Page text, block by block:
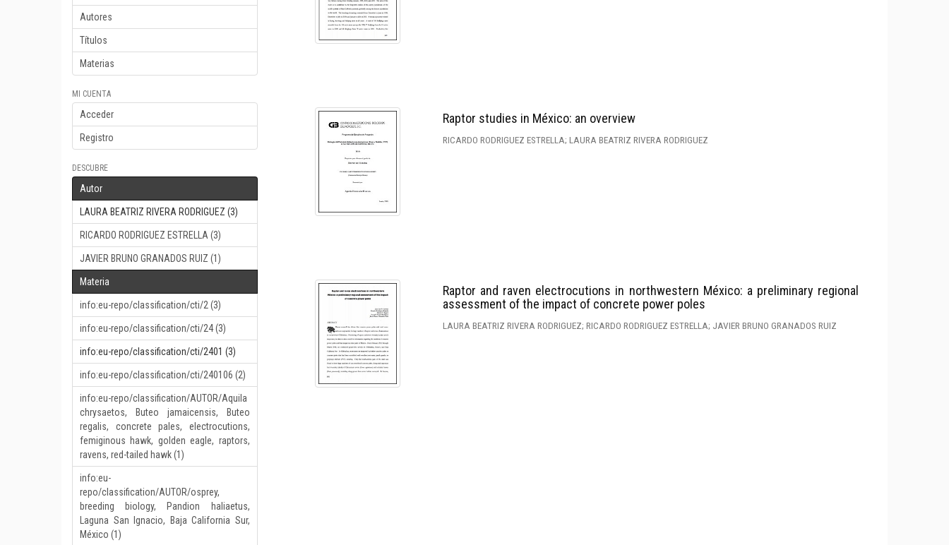
Autores
Títulos
Materias
MI CUENTA
Acceder
Registro
DESCUBRE
Autor
LAURA BEATRIZ RIVERA RODRIGUEZ (3)
RICARDO RODRIGUEZ ESTRELLA (3)
JAVIER BRUNO GRANADOS RUIZ (1)
Materia
info:eu-repo/classification/cti/2 (3)
info:eu-repo/classification/cti/24 (3)
info:eu-repo/classification/cti/2401 (3)
info:eu-repo/classification/cti/240106 (2)
info:eu-repo/classification/AUTOR/Aquila
chrysaetos, Buteo jamaicensis, Buteo
regalis, concrete pales, electrocutions,
femiginous hawk, golden eagle, raptors,
ravens, red-tailed hawk (1)
info:eu-
repo/classification/AUTOR/osprey,
breeding biology, Pandion haliaetus,
Laguna San Ignacio, Baja California Sur,
México (1)
Raptor studies in México: an overview
RICARDO RODRIGUEZ ESTRELLA; LAURA BEATRIZ RIVERA RODRIGUEZ
Raptor and raven electrocutions in northwestern México: a preliminary regional
assessment of the impact of concrete power poles
LAURA BEATRIZ RIVERA RODRIGUEZ; RICARDO RODRIGUEZ ESTRELLA; JAVIER BRUNO GRANADOS RUIZ